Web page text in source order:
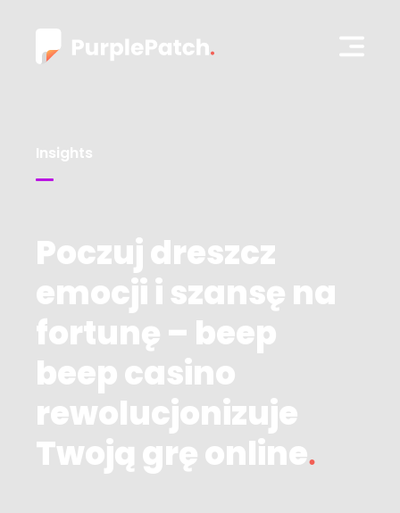
Insights
Poczuj dreszcz
emocji i szansę na
fortunę – beep
beep casino
rewolucjonizuje
Twoją grę online